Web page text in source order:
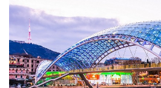
Kurslar
Blog
Yana